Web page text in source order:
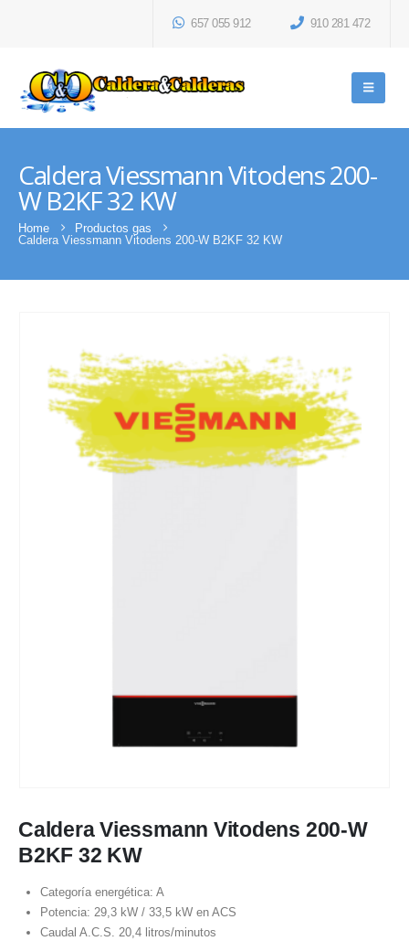
657 055 912 910 281 472
Caldera Viessmann Vitodens 200-
W B2KF 32 KW
Home
Productos gas
Caldera Viessmann Vitodens 200-W B2KF 32 KW
Caldera Viessmann Vitodens 200-W
B2KF 32 KW
Categoría energética: A
Potencia: 29,3 kW / 33,5 kW en ACS
Caudal A.C.S. 20,4 litros/minutos